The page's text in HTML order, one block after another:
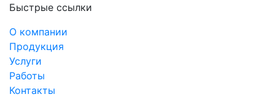
Быстрые ссылки
О компании
Продукция
Услуги
Работы
Контакты